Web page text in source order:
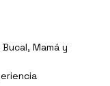
Mamá y